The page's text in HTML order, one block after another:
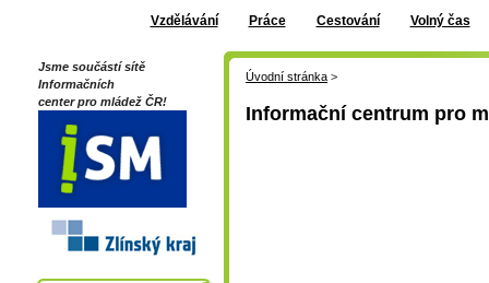
Vzdělávání Práce Cestování Volný čas
Jsme součástí sítě
Informačních
center pro mládež ČR!
Úvodní stránka >
Informační centrum pro